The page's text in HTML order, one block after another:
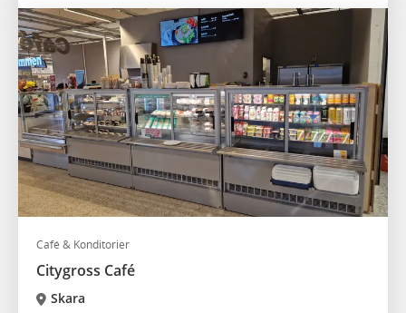
Café & Konditorier
Citygross Café
Skara